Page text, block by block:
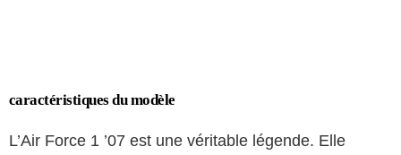
caractéristiques du modèle
L’Air Force 1 ’07 est une véritable légende. Elle